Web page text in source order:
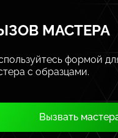
МАСТЕРА
формой
с образцами.
Вызвать